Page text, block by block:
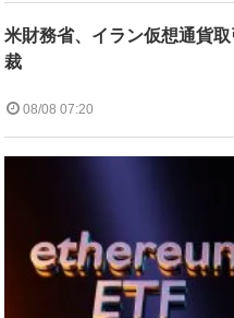
米財務省、イラン仮想通貨取
裁
08/08 07:20